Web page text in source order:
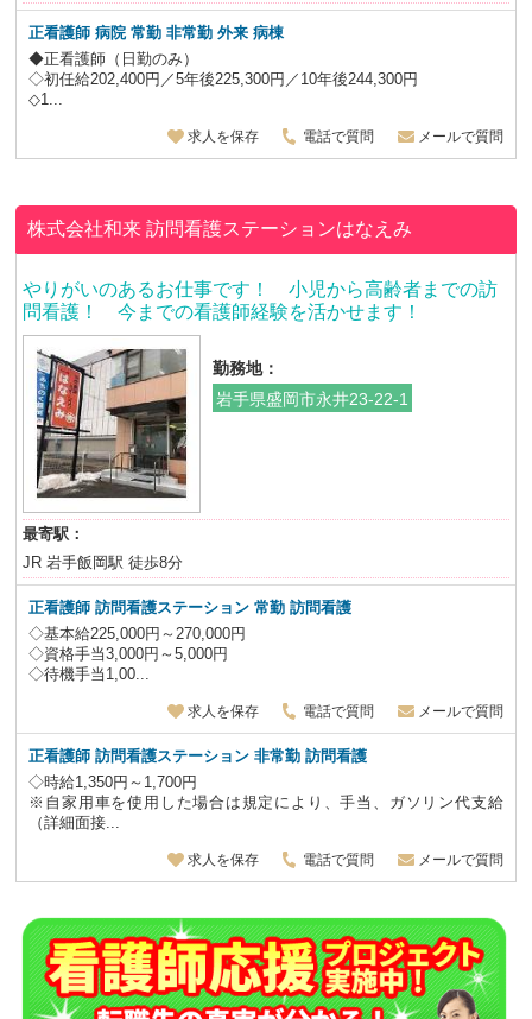
正看護師 病院 常勤 非常勤 外来 病棟
◆正看護師（日勤のみ）
◇初任給202,400円／5年後225,300円／10年後244,300円
◇1...
求人を保存 電話で質問 メールで質問
株式会社和来訪問看護ステーションはなえみ
やりがいのあるお仕事です！ 小児から高齢者までの訪
問看護！ 今までの看護師経験を活かせます！
勤務地：
岩手県盛岡市永井23-22-1
最寄駅：
JR 岩手飯岡駅 徒歩8分
正看護師訪問看護ステーション 常勤 訪問看護
◇基本給225,000円～270,000円
◇資格手当3,000円～5,000円
◇待機手当1,00...
求人を保存 電話で質問 メールで質問
正看護師訪問看護ステーション 非常勤 訪問看護
◇時給1,350円～1,700円
※自家用車を使用した場合は規定により、手当、ガソリン代支給
（詳細面接...
求人を保存 電話で質問 メールで質問